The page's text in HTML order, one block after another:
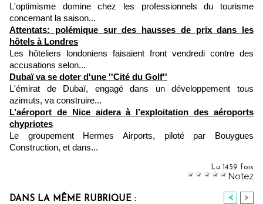
L'optimisme domine chez les professionnels du tourisme
concernant la saison...
Attentats: polémique sur des hausses de prix dans les
hôtels à Londres
Les hôteliers londoniens faisaient front vendredi contre des
accusations selon...
Dubaï va se doter d'une ''Cité du Golf''
L'émirat de Dubaï, engagé dans un développement tous
azimuts, va construire...
L’aéroport de Nice aidera à l’exploitation des aéroports
chypriotes
Le groupement Hermes Airports, piloté par Bouygues
Construction, et dans...
Lu 1459 fois
Notez
DANS LA MÊME RUBRIQUE : < >